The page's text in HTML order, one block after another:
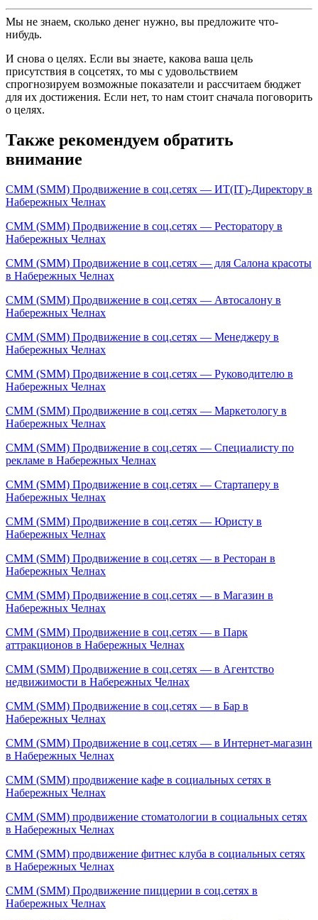
Мы не знаем, сколько денег нужно, вы предложите что-
нибудь.
И снова о целях. Если вы знаете, какова ваша цель
присутствия в соцсетях, то мы с удовольствием
спрогнозируем возможные показатели и рассчитаем бюджет
для их достижения. Если нет, то нам стоит сначала поговорить
о целях.
Также рекомендуем обратить
внимание
СММ (SMM) Продвижение в соц.сетях — ИТ(IT)-Директору в
Набережных Челнах
СММ (SMM) Продвижение в соц.сетях — Ресторатору в
Набережных Челнах
СММ (SMM) Продвижение в соц.сетях — для Салона красоты
в Набережных Челнах
СММ (SMM) Продвижение в соц.сетях — Автосалону в
Набережных Челнах
СММ (SMM) Продвижение в соц.сетях — Менеджеру в
Набережных Челнах
СММ (SMM) Продвижение в соц.сетях — Руководителю в
Набережных Челнах
СММ (SMM) Продвижение в соц.сетях — Маркетологу в
Набережных Челнах
СММ (SMM) Продвижение в соц.сетях — Специалисту по
рекламе в Набережных Челнах
СММ (SMM) Продвижение в соц.сетях — Стартаперу в
Набережных Челнах
СММ (SMM) Продвижение в соц.сетях — Юристу в
Набережных Челнах
СММ (SMM) Продвижение в соц.сетях — в Ресторан в
Набережных Челнах
СММ (SMM) Продвижение в соц.сетях — в Магазин в
Набережных Челнах
СММ (SMM) Продвижение в соц.сетях — в Парк
аттракционов в Набережных Челнах
СММ (SMM) Продвижение в соц.сетях — в Агентство
недвижимости в Набережных Челнах
СММ (SMM) Продвижение в соц.сетях — в Бар в
Набережных Челнах
СММ (SMM) Продвижение в соц.сетях — в Интернет-магазин
в Набережных Челнах
СММ (SMM) продвижение кафе в социальных сетях в
Набережных Челнах
СММ (SMM) продвижение стоматологии в социальных сетях
в Набережных Челнах
СММ (SMM) продвижение фитнес клуба в социальных сетях
в Набережных Челнах
СММ (SMM) Продвижение пиццерии в соц.сетях в
Набережных Челнах